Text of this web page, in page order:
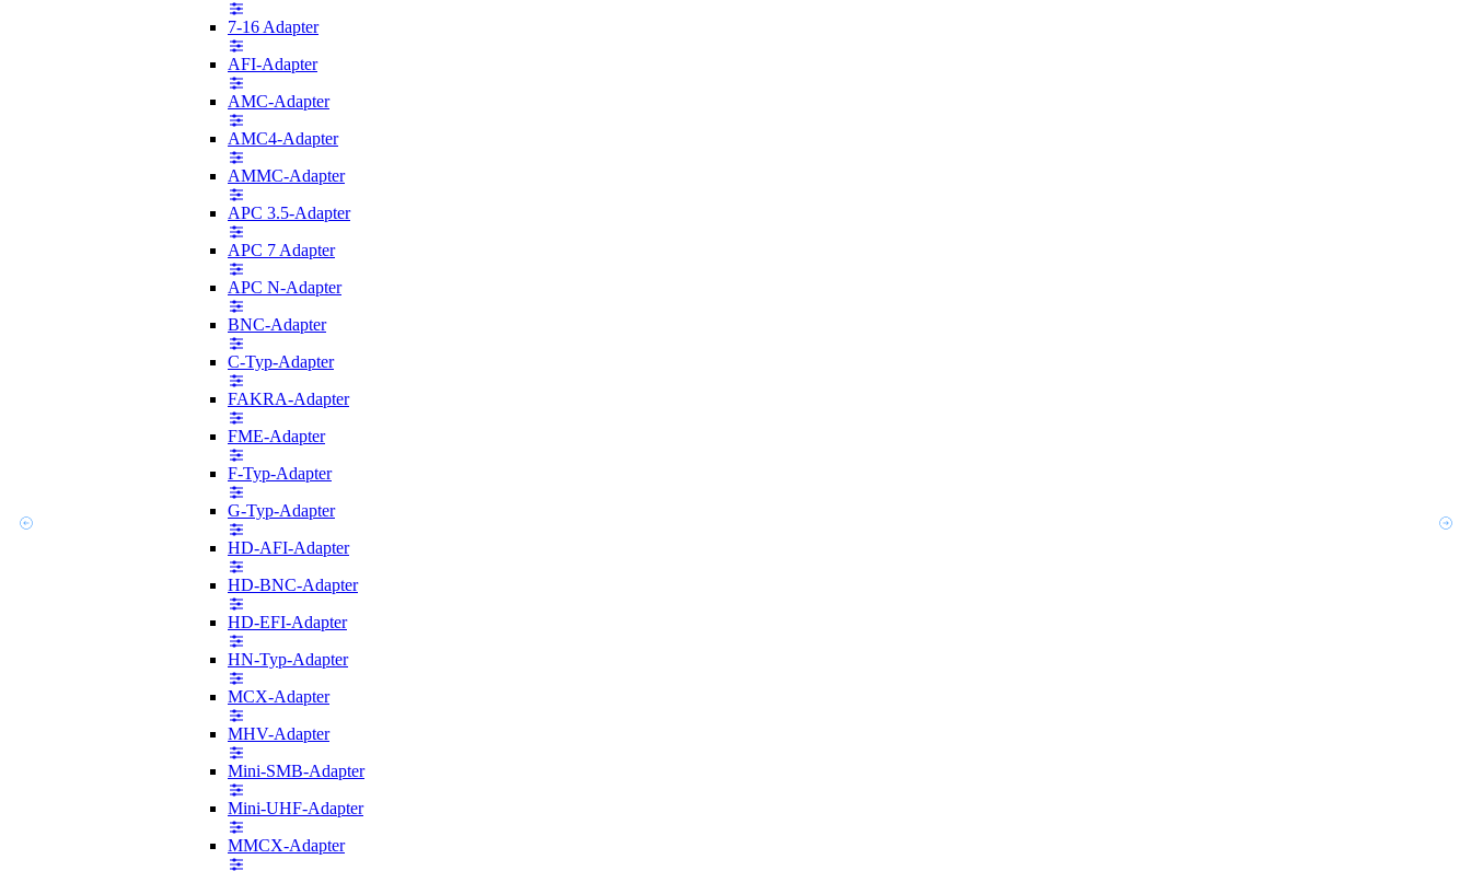
7-16 Adapter
AFI-Adapter
AMC-Adapter
AMC4-Adapter
AMMC-Adapter
APC 3.5-Adapter
APC 7 Adapter
APC N-Adapter
BNC-Adapter
C-Typ-Adapter
FAKRA-Adapter
FME-Adapter
F-Typ-Adapter
G-Typ-Adapter
HD-AFI-Adapter
HD-BNC-Adapter
HD-EFI-Adapter
HN-Typ-Adapter
MCX-Adapter
MHV-Adapter
Mini-SMB-Adapter
Mini-UHF-Adapter
MMCX-Adapter